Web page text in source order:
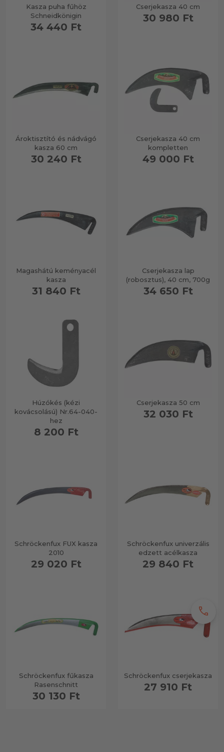
Kasza puha fűhöz
Schneidkönigin
34 440 Ft
Cserjekasza 40 cm
30 980 Ft
Ároktisztító és nádvágó
kasza 60 cm
30 240 Ft
Cserjekasza 40 cm
kompletten
49 000 Ft
Magashátú keményacél
kasza
31 840 Ft
Cserjekasza lap
(robosztus), 40 cm, 700g
34 650 Ft
Húzókés (kézi
kovácsolású) Nr.64-040-
hez
8 200 Ft
Cserjekasza 50 cm
32 030 Ft
Schröckenfux FUX kasza
2010
29 020 Ft
Schröckenfux univerzális
edzett acélkasza
29 840 Ft
Schröckenfux fűkasza
Rasenschnitt
30 130 Ft
Schröckenfux cserjekasza
27 910 Ft
call